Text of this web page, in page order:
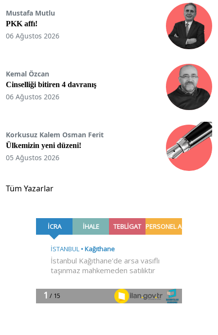
Mustafa Mutlu
PKK affı!
06 Ağustos 2026
Kemal Özcan
Cinselliği bitiren 4 davranış
06 Ağustos 2026
Korkusuz Kalem Osman Ferit
Ülkemizin yeni düzeni!
05 Ağustos 2026
Tüm Yazarlar